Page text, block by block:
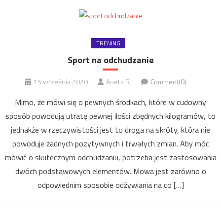
TRENING
Sport na odchudzanie
15 września 2020 Aneta R. Comment(0)
Mimo, że mówi się o pewnych środkach, które w cudowny
sposób powodują utratę pewnej ilości zbędnych kilogramów, to
jednakże w rzeczywistości jest to droga na skróty, która nie
powoduje żadnych pozytywnych i trwałych zmian. Aby móc
mówić o skutecznym odchudzaniu, potrzeba jest zastosowania
dwóch podstawowych elementów. Mowa jest zarówno o
odpowiednim sposobie odżywiania na co […]